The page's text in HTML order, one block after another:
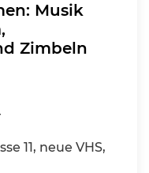
Musik
Zimbeln
11, neue VHS,